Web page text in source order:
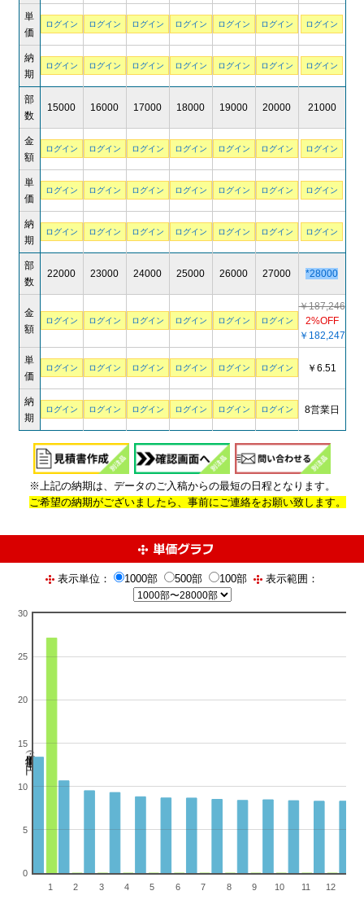
単
価
ログイン ログイン ログイン ログイン ログイン ログイン ログイン
納
期
ログイン ログイン ログイン ログイン ログイン ログイン ログイン
部
数
15000 16000 17000 18000 19000 20000 21000
金
額
ログイン ログイン ログイン ログイン ログイン ログイン ログイン
単
価
ログイン ログイン ログイン ログイン ログイン ログイン ログイン
納
期
ログイン ログイン ログイン ログイン ログイン ログイン ログイン
部
数
22000 23000 24000 25000 26000 27000 *28000
金
額
ログイン ログイン ログイン ログイン ログイン ログイン
￥187,246
2%OFF
￥182,247
単
価
ログイン ログイン ログイン ログイン ログイン ログイン ￥6.51
納
期
ログイン ログイン ログイン ログイン ログイン ログイン 8営業日
※上記の納期は、データのご入稿からの最短の日程となります。
ご希望の納期がございましたら、事前にご連絡をお願い致します。
表示単位： 1000部 500部 100部 表示範囲：
単価（単位：円）
1 2 3 4 5 6 7 8 9 10 11 12
0
5
10
15
20
25
30